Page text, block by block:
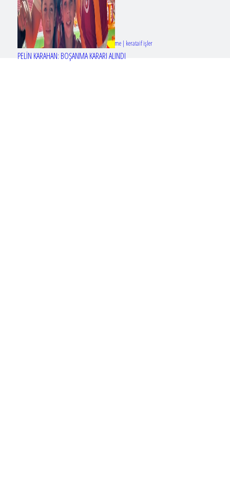
PELİN KARAHAN: BOŞANMA KARARI ALINDI
Tasarım & Geliştirme | kerataif işler